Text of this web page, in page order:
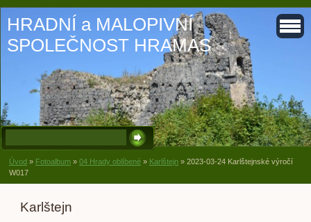
HRADNÍ a MALOPIVNÍ
SPOLEČNOST HRAMAS
Úvod » Fotoalbum » 04 Hrady oblíbené » Karlštejn » 2023-03-24 Karlštejnské výročí
W017
Karlštejn